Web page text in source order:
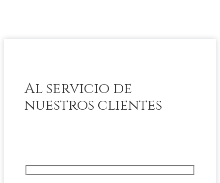
Al servicio de
nuestros clientes